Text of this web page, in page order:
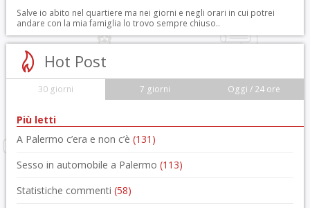
Salve io abito nel quartiere ma nei giorni e negli orari in cui potrei
andare con la mia famiglia lo trovo sempre chiuso..
Hot Post
30 giorni 7 giorni Oggi / 24 ore
Più letti
A Palermo c’era e non c’è (131)
Sesso in automobile a Palermo (113)
Statistiche commenti (58)